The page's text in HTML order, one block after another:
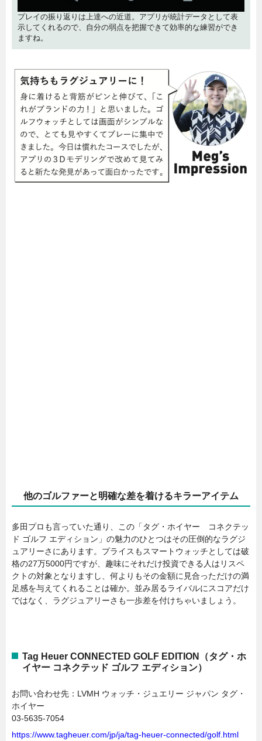
プレイの振り返りは上達への近道。アプリが統計データとして表
示してくれるので、自分の弱点を把握できて効率的な練習ができ
ますね。
他のゴルファーと明確な差を着けるキラーアイテム
多田プロも言っていた通り、この「タグ・ホイヤー コネクテッ
ド ゴルフ エディション」の魅力のひとつはその圧倒的なラグジ
ュアリーさにあります。プライスもスマートウォッチとしては破
格の27万5000円ですが、趣味にそれだけ投資できる人はリスペ
クトの対象となりますし、何よりもその金額に見合っただけの満
足感を与えてくれることは確か。並み居るライバルにスコアだけ
ではなく、ラグジュアリーさも一歩差を付けちゃいましょう。
Tag Heuer CONNECTED GOLF EDITION（タグ・ホ
イヤー コネクテッド ゴルフ エディション）
お問い合わせ先：LVMH ウォッチ・ジュエリー ジャパン タグ・
ホイヤー
03-5635-7054
https://www.tagheuer.com/jp/ja/tag-heuer-connected/golf.html